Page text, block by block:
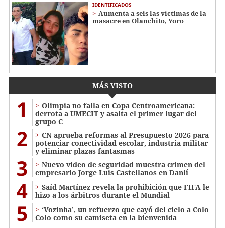
IDENTIFICADOS
Aumenta a seis las víctimas de la
masacre en Olanchito, Yoro
MÁS VISTO
1
Olimpia no falla en Copa Centroamericana:
derrota a UMECIT y asalta el primer lugar del
grupo C
2
CN aprueba reformas al Presupuesto 2026 para
potenciar conectividad escolar, industria militar
y eliminar plazas fantasmas
3
Nuevo video de seguridad muestra crimen del
empresario Jorge Luis Castellanos en Danlí
4
Saíd Martínez revela la prohibición que FIFA le
hizo a los árbitros durante el Mundial
5
‘Vozinha’, un refuerzo que cayó del cielo a Colo
Colo como su camiseta en la bienvenida